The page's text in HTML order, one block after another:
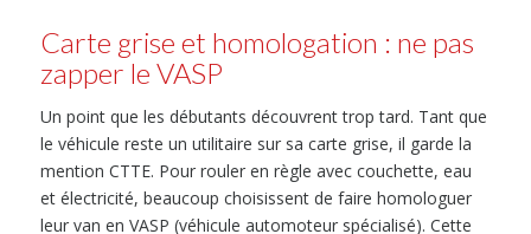
Carte grise et homologation : ne pas
zapper le VASP
Un point que les débutants découvrent trop tard. Tant que
le véhicule reste un utilitaire sur sa carte grise, il garde la
mention CTTE. Pour rouler en règle avec couchette, eau
et électricité, beaucoup choisissent de faire homologuer
leur van en VASP (véhicule automoteur spécialisé). Cette